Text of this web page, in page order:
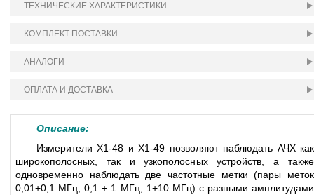
ТЕХНИЧЕСКИЕ ХАРАКТЕРИСТИКИ
КОМПЛЕКТ ПОСТАВКИ
АНАЛОГИ
ОПЛАТА И ДОСТАВКА
Описание:
Измерители Х1-48 и Х1-49 позволяют наблюдать АЧХ как
широкополосных, так и узкополосных устройств, а также
одновременно наблюдать две частотные метки (пары меток
0,01+0,1 МГц; 0,1 + 1 МГц; 1+10 МГц) с разными амплитудами